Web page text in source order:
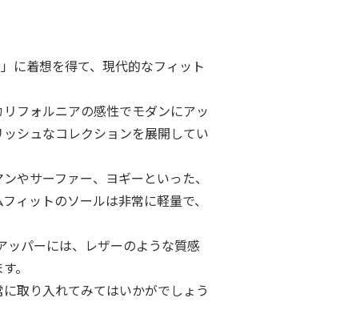
に着想を得て、現代的なフィット
フォルニアの感性でモダンにアッ
シュなコレクションを展開してい
やサーファー、ヨギーといった、
ィットのソールは非常に軽量で、
ッパーには、レザーのような質感
。
取り入れてみてはいかがでしょう